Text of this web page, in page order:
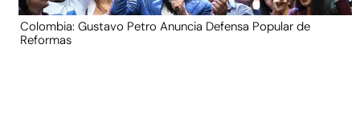
Colombia: Gustavo Petro Anuncia Defensa Popular de
Reformas